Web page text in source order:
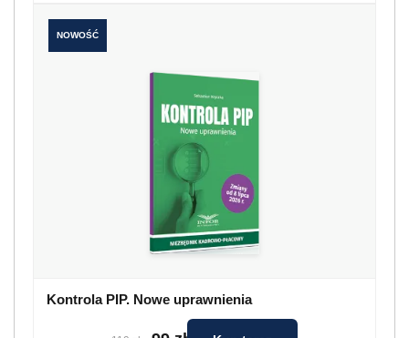
NOWOŚĆ
Kontrola PIP. Nowe uprawnienia